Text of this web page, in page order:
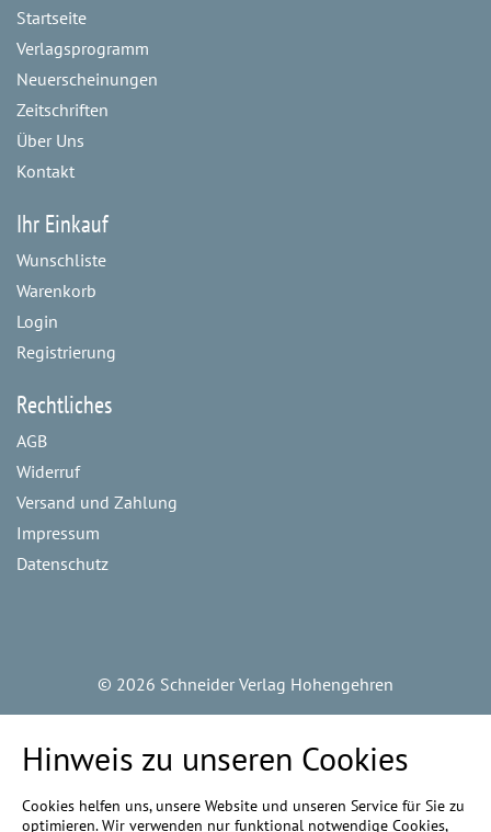
Startseite
Verlagsprogramm
Neuerscheinungen
Zeitschriften
Über Uns
Kontakt
Ihr Einkauf
Wunschliste
Warenkorb
Login
Registrierung
Rechtliches
AGB
Widerruf
Versand und Zahlung
Impressum
Datenschutz
© 2026 Schneider Verlag Hohengehren
Hinweis zu unseren Cookies
Cookies helfen uns, unsere Website und unseren Service für Sie zu
optimieren. Wir verwenden nur funktional notwendige Cookies,